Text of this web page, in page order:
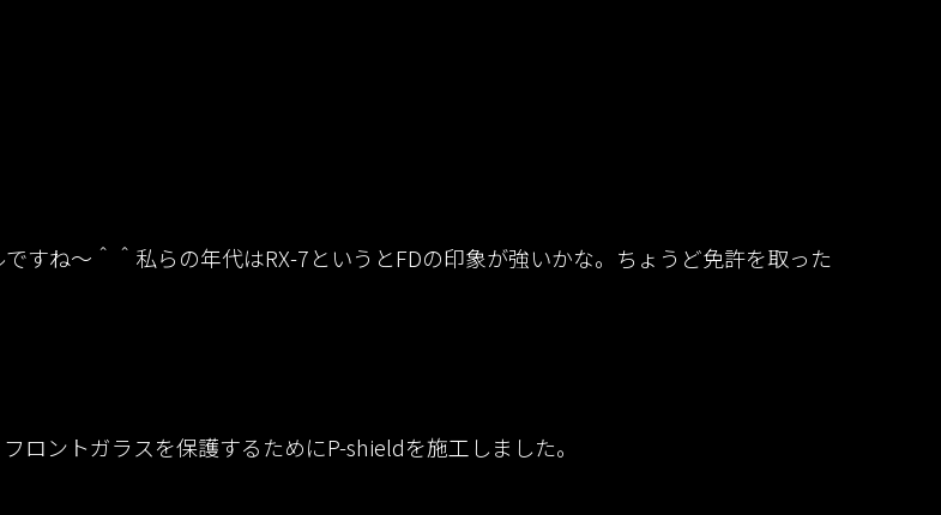
すね〜＾＾私らの年代はRX-7というとFDの印象が強いかな。ちょうど免許を取った
ロントガラスを保護するためにP-shieldを施工しました。